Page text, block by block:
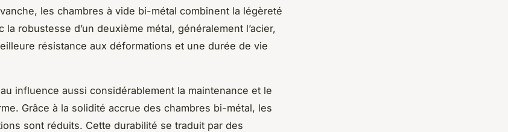
les chambres à vide bi-métal combinent la légèreté
la robustesse d’un deuxième métal, généralement l’acier,
résistance aux déformations et une durée de vie
influence aussi considérablement la maintenance et le
Grâce à la solidité accrue des chambres bi-métal, les
sont réduits. Cette durabilité se traduit par des